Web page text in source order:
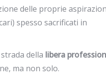
delle proprie
spesso sacrificati in
della libera
ma non solo.